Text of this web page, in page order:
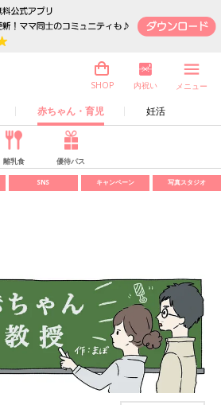
赤ちゃん・育児 妊活
SHOP 内祝い メニュー
離乳食 優待パス
SNS キャンペーン 写真スタジオ